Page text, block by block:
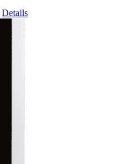
Details